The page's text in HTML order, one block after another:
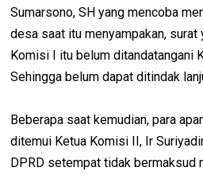
Sumarsono, SH yang mencoba
desa saat itu menyampakan,
Komisi I itu belum ditandatangani
Sehingga belum dapat ditindak
Beberapa saat kemudian, para
ditemui Ketua Komisi II, Ir
DPRD setempat tidak bermaksud